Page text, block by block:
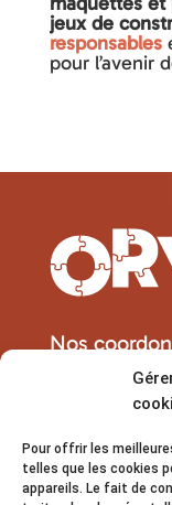
Pour offrir les
telles que les cookies
appareils. Le fait de
jeux de
responsables
pour l’avenir
Nos
13600 - La
 Lundi au